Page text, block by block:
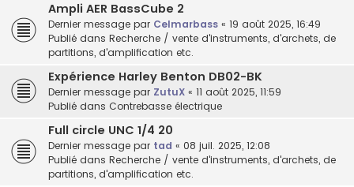
Ampli AER BassCube 2
Dernier message par Celmarbass « 19 août 2025, 16:49
Publié dans Recherche / vente d'instruments, d'archets, de
partitions, d'amplification etc.
Expérience Harley Benton DB02-BK
Dernier message par ZutuX « 11 août 2025, 11:59
Publié dans Contrebasse électrique
Full circle UNC 1/4 20
Dernier message par tad « 08 juil. 2025, 12:08
Publié dans Recherche / vente d'instruments, d'archets, de
partitions, d'amplification etc.